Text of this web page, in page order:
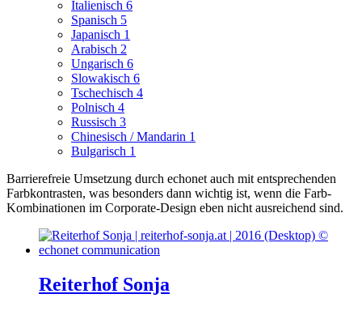
Italienisch 6
Spanisch 5
Japanisch 1
Arabisch 2
Ungarisch 6
Slowakisch 6
Tschechisch 4
Polnisch 4
Russisch 3
Chinesisch / Mandarin 1
Bulgarisch 1
Barrierefreie Umsetzung durch echonet auch mit entsprechenden
Farbkontrasten, was besonders dann wichtig ist, wenn die Farb-
Kombinationen im Corporate-Design eben nicht ausreichend sind.
Reiterhof Sonja